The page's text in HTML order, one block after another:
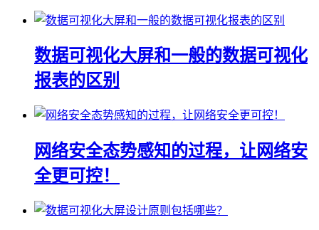
数据可视化大屏和一般的数据可视化
报表的区别
网络安全态势感知的过程，让网络安
全更可控！